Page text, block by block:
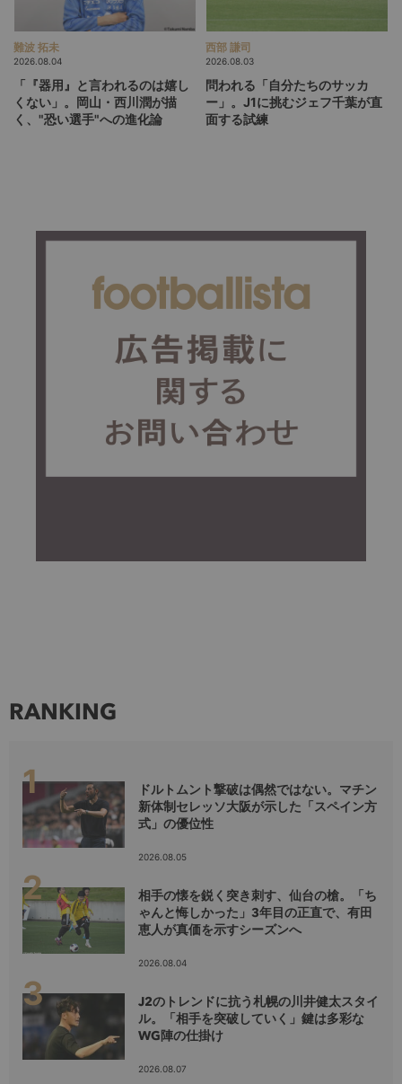
難波 拓未
2026.08.04
「『器用』と言われるのは嬉し
くない」。岡山・西川潤が描
く、"恐い選手"への進化論
西部 謙司
2026.08.03
問われる「自分たちのサッカ
ー」。J1に挑むジェフ千葉が直
面する試練
RANKING
ドルトムント撃破は偶然ではない。マチン
新体制セレッソ大阪が示した「スペイン方
式」の優位性
2026.08.05
相手の懐を鋭く突き刺す、仙台の槍。「ち
ゃんと悔しかった」3年目の正直で、有田
恵人が真価を示すシーズンへ
2026.08.04
J2のトレンドに抗う札幌の川井健太スタイ
ル。「相手を突破していく」鍵は多彩な
WG陣の仕掛け
2026.08.07